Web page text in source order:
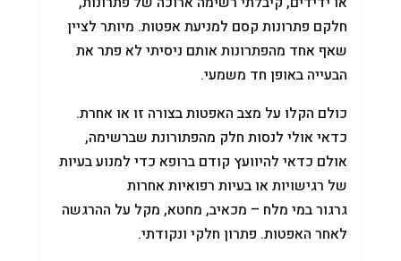
חלקם פתרונות קסם למניעת אפטות. מיותר לציין
שאף אחד מהפתרונות אותם ניסיתי לא פתר את
הבעייה באופן חד משמעי.
כולם הקלו על מצב האפטות בצורה זו או אחרת.
כדאי אולי לנסות חלק מהפתורונת שברשימה,
אולם כדאי להיוועץ קודם ברופא כדי למנוע בעיות
של רגישויות או בעיות רפואיות אחרות
גרגור במי מלח – מכאיב, מחטא, מקל על ההרגשה
לאחר האפטות. פתרון חלקי ונקודתי.